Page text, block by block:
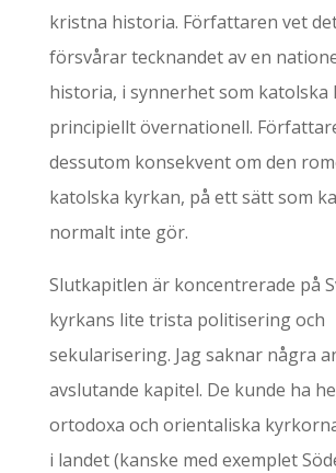
kristna historia. Författaren vet
försvårar tecknandet av en
historia, i synnerhet som katolska
principiellt övernationell.
dessutom konsekvent om den
katolska kyrkan, på ett sätt som
normalt inte gör.
Slutkapitlen är koncentrerade på
kyrkans lite trista politisering och
sekularisering. Jag saknar några
avslutande kapitel. De kunde ha
ortodoxa och orientaliska
i landet (kanske med exemplet